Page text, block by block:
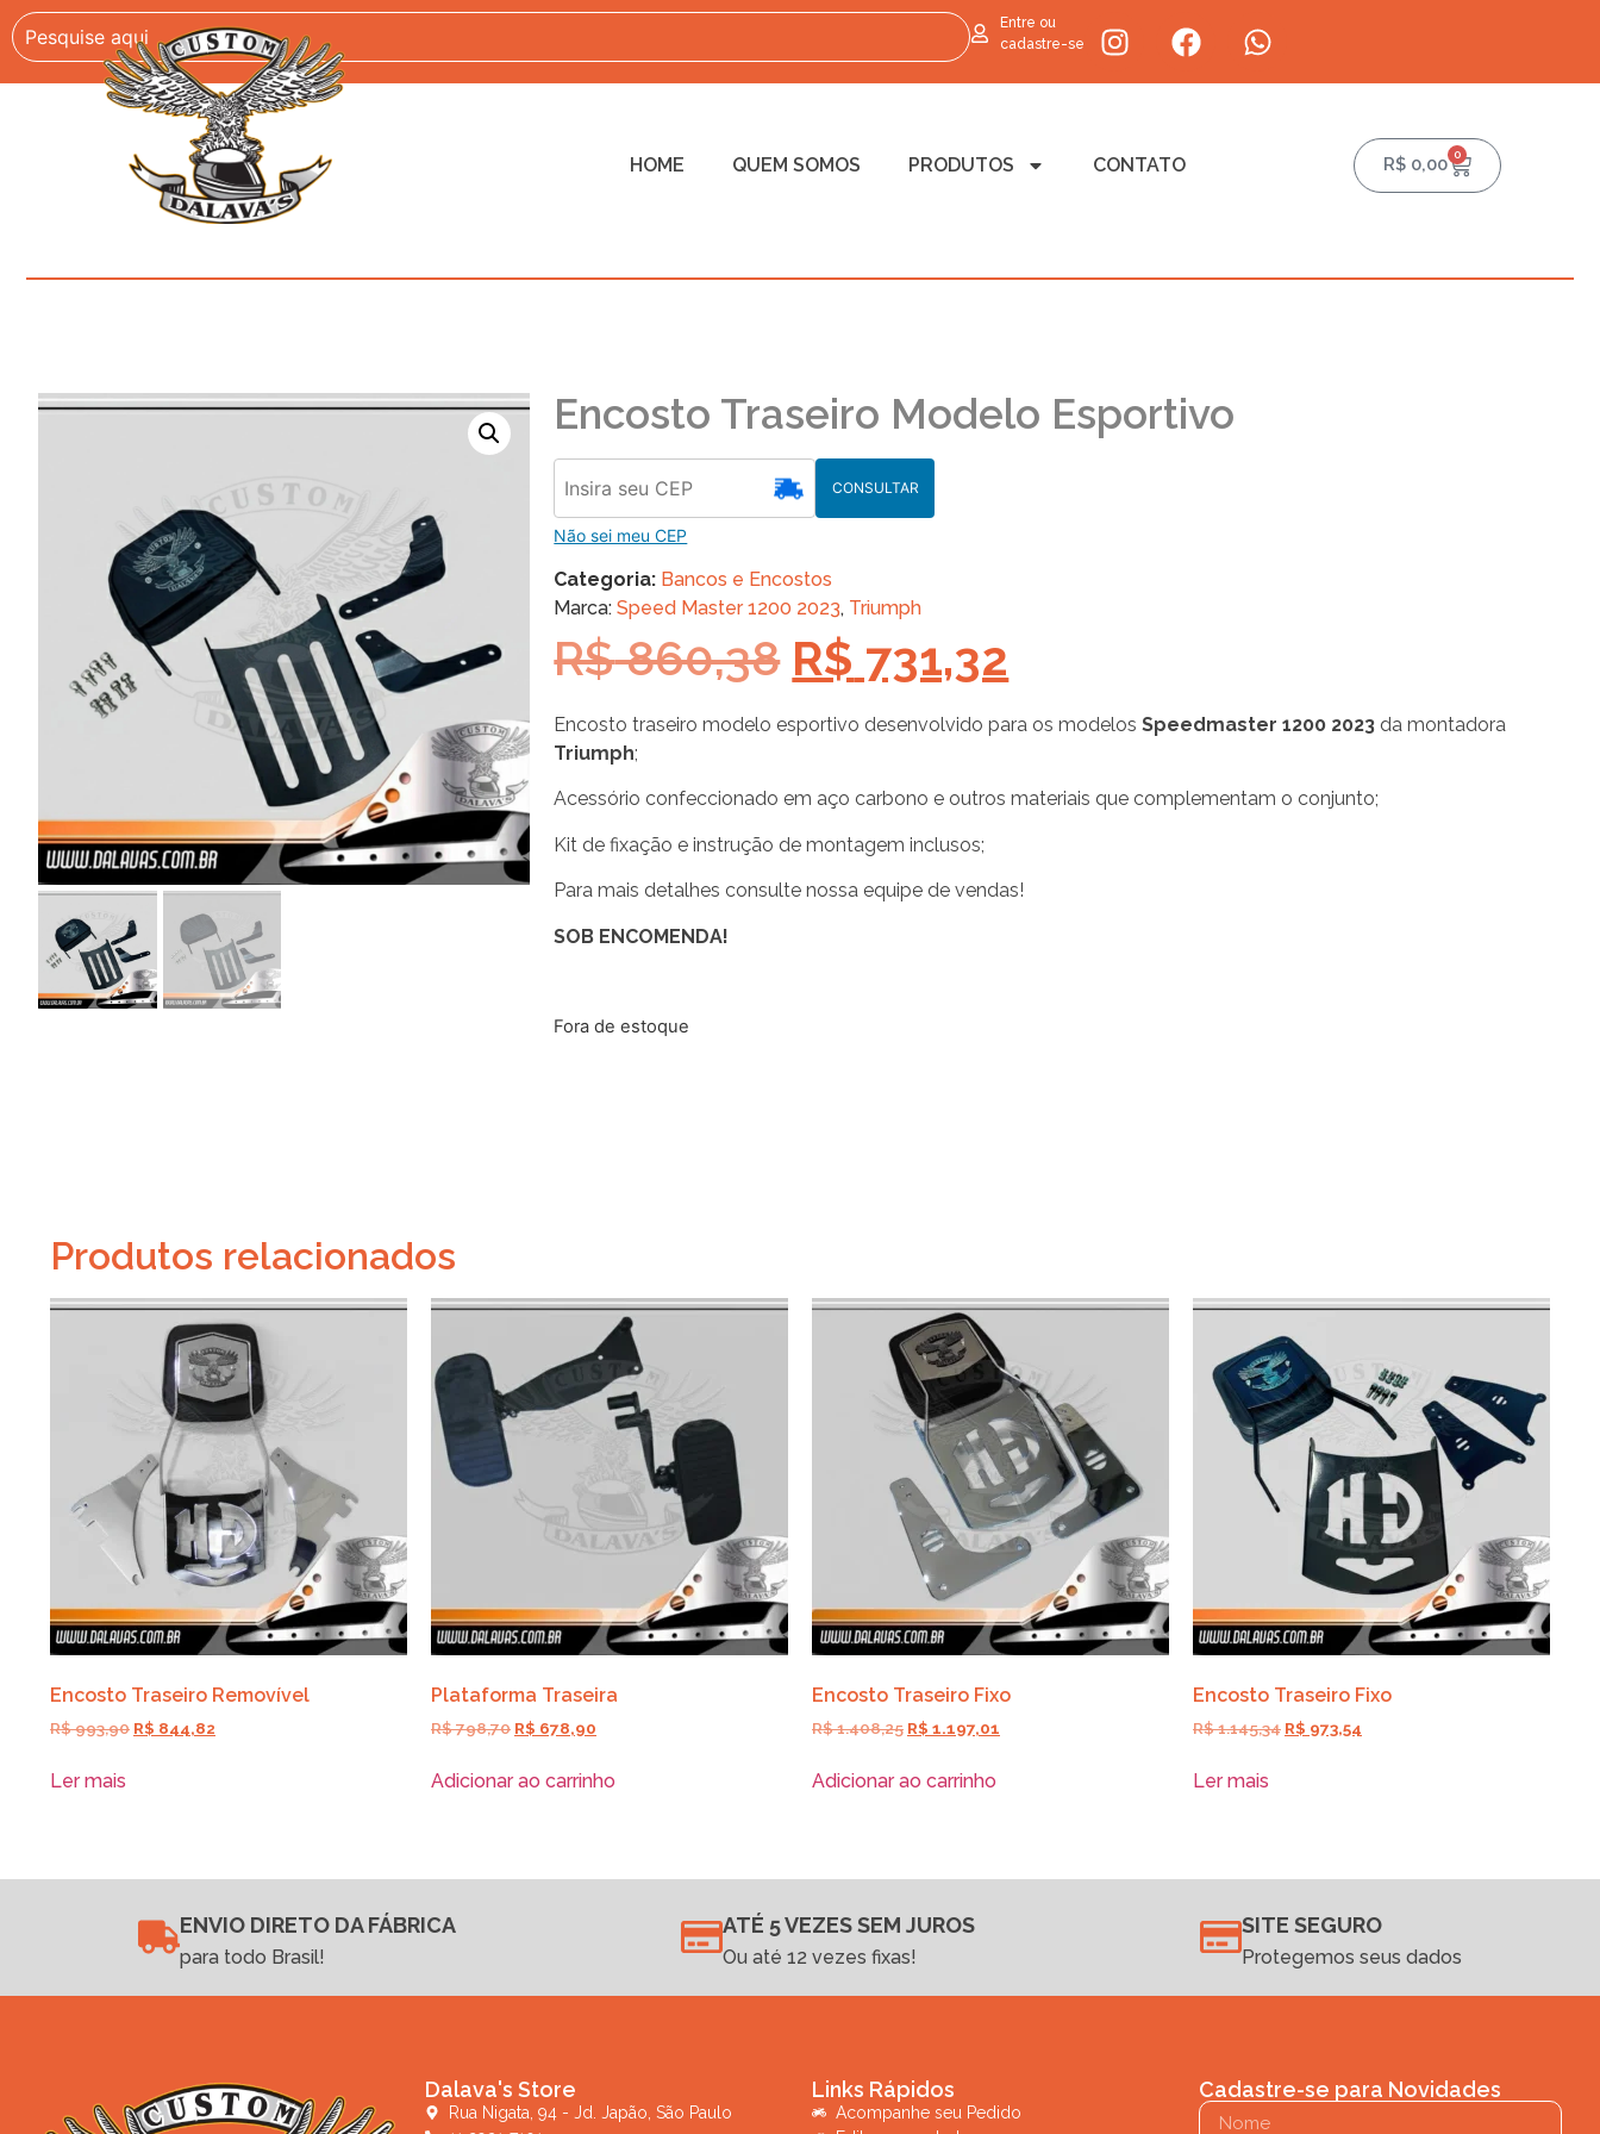
Entre ou
cadastre-se
HOME QUEM SOMOS PRODUTOS CONTATO R$ 0,00 0
Encosto Traseiro Modelo Esportivo
CONSULTAR
Não sei meu CEP
Categoria: Bancos e Encostos
Marca:Speed Master 1200 2023, Triumph
R$860,38 R$ 731,32
Encosto traseiro modelo esportivo desenvolvido para os modelosSpeedmaster 1200 2023 da montadora
Triumph;
Acessório confeccionado em aço carbono e outros materiais que complementam o conjunto;
Kit de fixação e instrução de montagem inclusos;
Para mais detalhes consulte nossa equipe de vendas!
SOB ENCOMENDA!
Fora de estoque
Produtos relacionados
Encosto Traseiro Removível
R$993,90 R$ 844,82
Ler mais
Plataforma Traseira
R$798,70 R$ 678,90
Adicionar ao carrinho
Encosto Traseiro Fixo
R$1.408,25 R$ 1.197,01
Adicionar ao carrinho
Encosto Traseiro Fixo
R$1.145,34 R$ 973,54
Ler mais
ENVIO DIRETO DA FÁBRICA
para todo Brasil!
ATÉ 5 VEZES SEM JUROS
Ou até 12 vezes fixas!
SITE SEGURO
Protegemos seus dados
Dalava's Store
Rua Nigata, 94 - Jd. Japão, São Paulo
Links Rápidos
Acompanhe seu Pedido
Cadastre-se para Novidades